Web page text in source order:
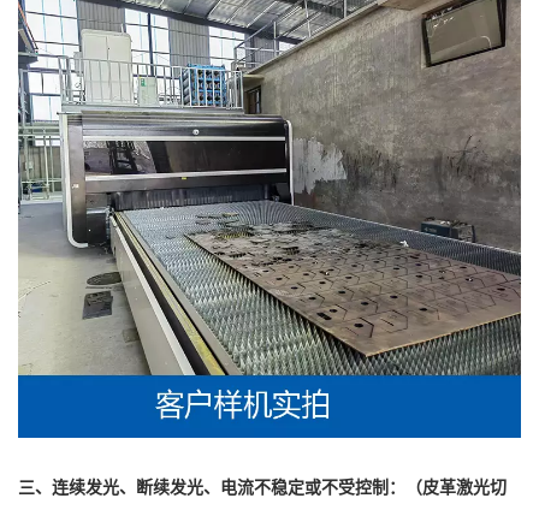
三、连续发光、断续发光、电流不稳定或不受控制：（皮革激光切